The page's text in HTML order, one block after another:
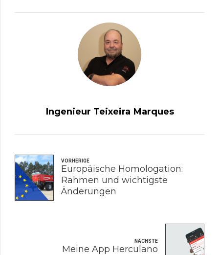
Ingenieur Teixeira Marques
VORHERIGE
Europäische Homologation:
Rahmen und wichtigste
Änderungen
NÄCHSTE
Meine App Herculano